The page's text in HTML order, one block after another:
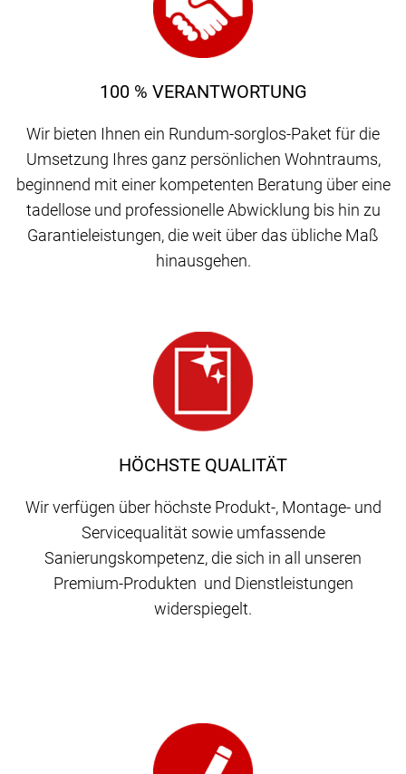
HÖCHSTE QUALITÄT
Wir verfügen über höchste Produkt-, Montage- und
Servicequalität sowie umfassende
Sanierungskompetenz, die sich in all unseren
Premium-Produkten und Dienstleistungen
widerspiegelt.
100 % VERANTWORTUNG
Wir bieten Ihnen ein Rundum-sorglos-Paket für die
Umsetzung Ihres ganz persönlichen Wohntraums,
beginnend mit einer kompetenten Beratung über eine
tadellose und professionelle Abwicklung bis hin zu
Garantieleistungen, die weit über das übliche Maß
hinausgehen.